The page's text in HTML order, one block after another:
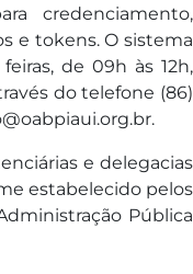
credenciamento,
e tokens. O sistema
de 09h às 12h,
do telefone (86)
e delegacias
estabelecido pelos
Pública